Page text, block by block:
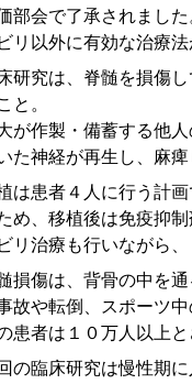
部会で了承されまし
リ以外に有効な治療
研究は、脊髄を損傷
と。
が作製・備蓄する他
た神経が再生し、麻
は患者４人に行う計
め、移植後は免疫抑制
リ治療も行いながら
損傷は、背骨の中を
故や転倒、スポーツ
患者は１０万人以上と
の臨床研究は慢性期